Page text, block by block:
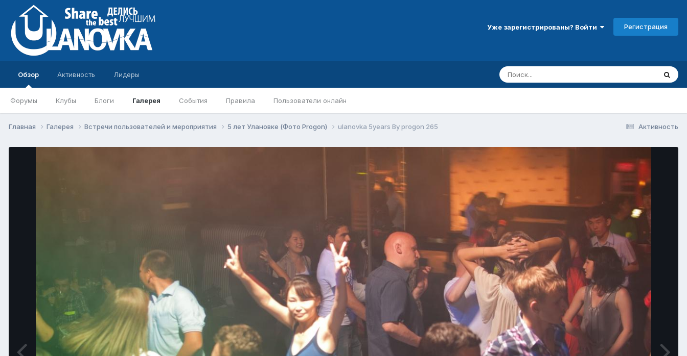
Уже зарегистрированы? Войти Регистрация
Обзор
Форумы Клубы Блоги Галерея События Правила Пользователи онлайн
Активность Лидеры
Активность
Главная Галерея Встречи пользователей и мероприятия 5 лет Улановке (Фото Progon) ulanovka 5years By progon 265